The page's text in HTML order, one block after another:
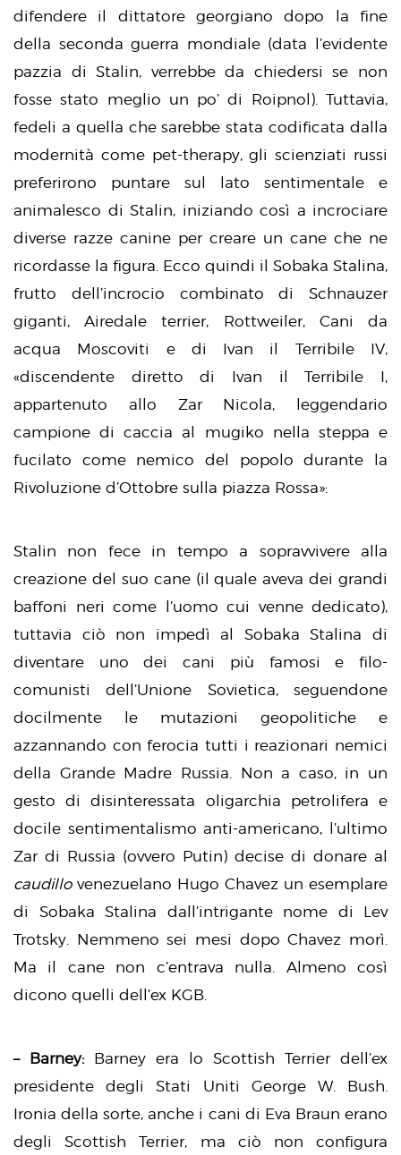
difendere il dittatore georgiano dopo la fine
della seconda guerra mondiale (data l’evidente
pazzia di Stalin, verrebbe da chiedersi se non
fosse stato meglio un po’ di Roipnol). Tuttavia,
fedeli a quella che sarebbe stata codificata dalla
modernità come pet-therapy, gli scienziati russi
preferirono puntare sul lato sentimentale e
animalesco di Stalin, iniziando così a incrociare
diverse razze canine per creare un cane che ne
ricordasse la figura. Ecco quindi il Sobaka Stalina,
frutto dell’incrocio combinato di Schnauzer
giganti, Airedale terrier, Rottweiler, Cani da
acqua Moscoviti e di Ivan il Terribile IV,
«discendente diretto di Ivan il Terribile I,
appartenuto allo Zar Nicola, leggendario
campione di caccia al mugiko nella steppa e
fucilato come nemico del popolo durante la
Rivoluzione d’Ottobre sulla piazza Rossa»:
Stalin non fece in tempo a sopravvivere alla
creazione del suo cane (il quale aveva dei grandi
baffoni neri come l’uomo cui venne dedicato),
tuttavia ciò non impedì al Sobaka Stalina di
diventare uno dei cani più famosi e filo-
comunisti dell’Unione Sovietica, seguendone
docilmente le mutazioni geopolitiche e
azzannando con ferocia tutti i reazionari nemici
della Grande Madre Russia. Non a caso, in un
gesto di disinteressata oligarchia petrolifera e
docile sentimentalismo anti-americano, l’ultimo
Zar di Russia (ovvero Putin) decise di donare al
caudillovenezuelano Hugo Chavez un esemplare
di Sobaka Stalina dall’intrigante nome di Lev
Trotsky. Nemmeno sei mesi dopo Chavez morì.
Ma il cane non c’entrava nulla. Almeno così
dicono quelli dell’ex KGB.
– Barney: Barney era lo Scottish Terrier dell’ex
presidente degli Stati Uniti George W. Bush.
Ironia della sorte, anche i cani di Eva Braun erano
degli Scottish Terrier, ma ciò non configura